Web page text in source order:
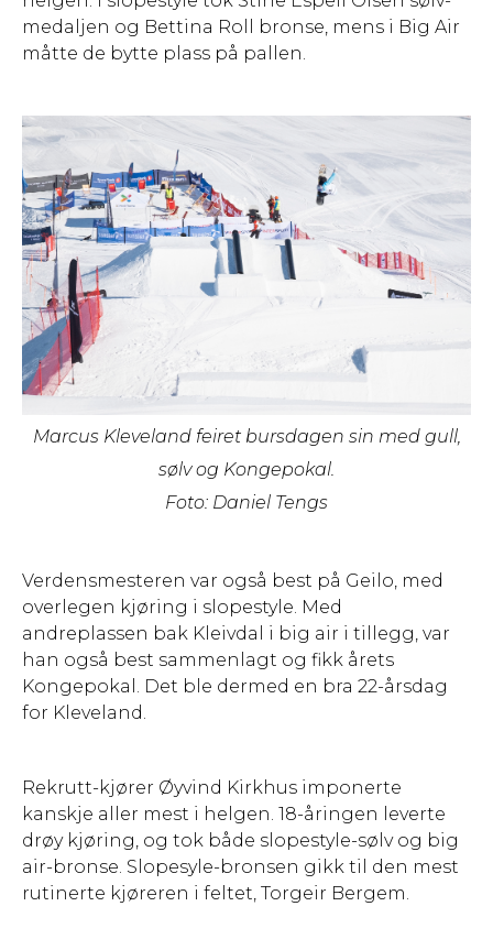
medaljen og Bettina Roll bronse, mens i Big Air
måtte de bytte plass på pallen.
Marcus Kleveland feiret bursdagen sin med gull,
sølv og Kongepokal.
Foto: Daniel Tengs
Verdensmesteren var også best på Geilo, med
overlegen kjøring i slopestyle. Med
andreplassen bak Kleivdal i big air i tillegg, var
han også best sammenlagt og fikk årets
Kongepokal. Det ble dermed en bra 22-årsdag
for Kleveland.
Rekrutt-kjører Øyvind Kirkhus imponerte
kanskje aller mest i helgen. 18-åringen leverte
drøy kjøring, og tok både slopestyle-sølv og big
air-bronse. Slopesyle-bronsen gikk til den mest
rutinerte kjøreren i feltet, Torgeir Bergem.